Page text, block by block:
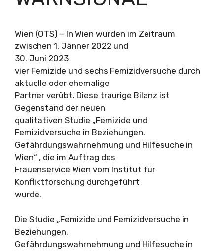
Wien (OTS) – In Wien wurden im Zeitraum
zwischen 1. Jänner 2022 und
30. Juni 2023
vier Femizide und sechs Femizidversuche durch
aktuelle oder ehemalige
Partner verübt. Diese traurige Bilanz ist
Gegenstand der neuen
qualitativen Studie „Femizide und
Femizidversuche in Beziehungen.
Gefährdungswahrnehmung und Hilfesuche in
Wien“ , die im Auftrag des
Frauenservice Wien vom Institut für
Konfliktforschung durchgeführt
wurde.
Die Studie „Femizide und Femizidversuche in
Beziehungen.
Gefährdungswahrnehmung und Hilfesuche in